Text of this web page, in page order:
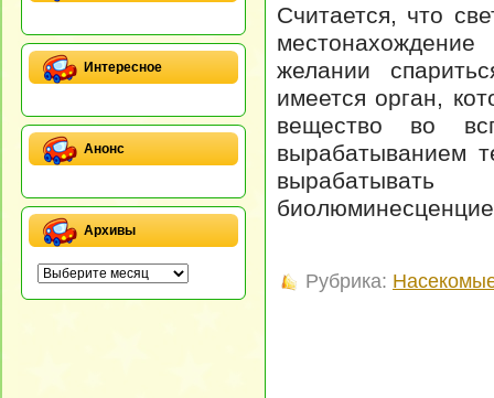
Интересное
Анонс
Архивы
Считается, что
желании
имеется орган,
вещество во
вырабатыванием
Рубрика: